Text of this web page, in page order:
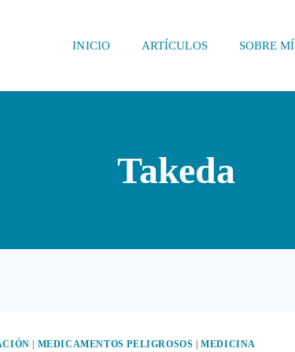
INICIO ARTÍCULOS SOBRE MÍ
Takeda
MEDICAMENTOS PELIGROSOS |MEDICINA